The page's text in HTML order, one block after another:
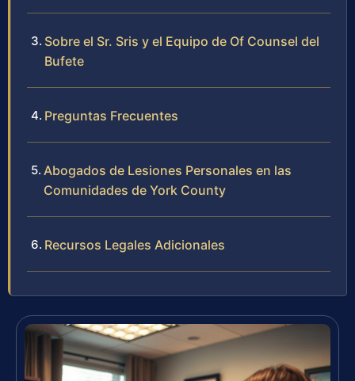
Sobre el Sr. Sris y el Equipo de Of Counsel del
Bufete
Preguntas Frecuentes
Abogados de Lesiones Personales en las
Comunidades de York County
Recursos Legales Adicionales